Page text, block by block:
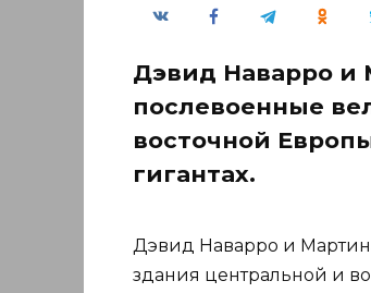
Дэвид Наварро и
послевоенные
восточной
гигантах.
Дэвид Наварро и
здания центральной и